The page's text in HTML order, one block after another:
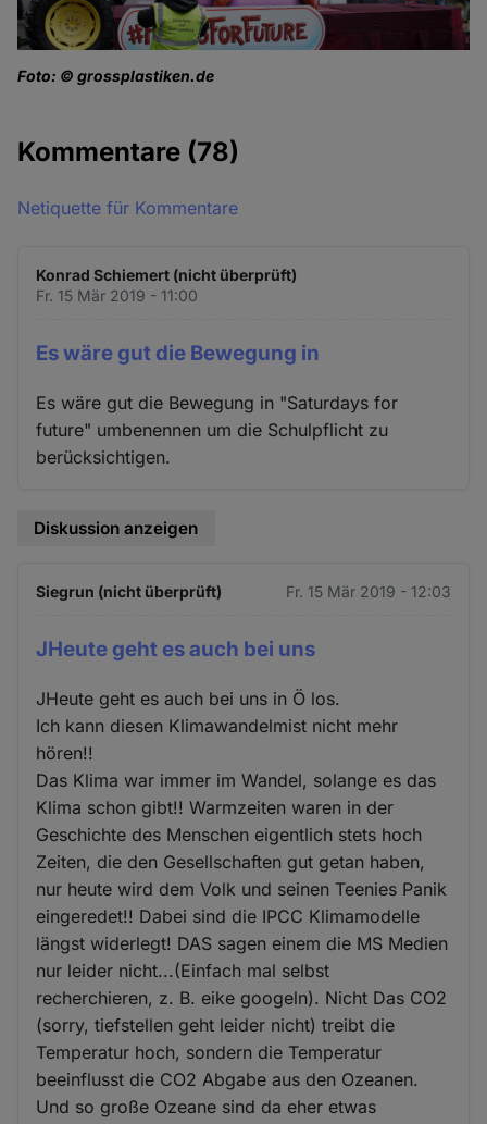
Foto: © grossplastiken.de
Kommentare (78)
Netiquette für Kommentare
Konrad Schiemert (nicht überprüft)
Fr. 15 Mär 2019 - 11:00
Es wäre gut die Bewegung in
Es wäre gut die Bewegung in "Saturdays for
future" umbenennen um die Schulpflicht zu
berücksichtigen.
Diskussion anzeigen
Siegrun (nicht überprüft) Fr. 15 Mär 2019 - 12:03
JHeute geht es auch bei uns
JHeute geht es auch bei uns in Ö los.
Ich kann diesen Klimawandelmist nicht mehr
hören!!
Das Klima war immer im Wandel, solange es das
Klima schon gibt!! Warmzeiten waren in der
Geschichte des Menschen eigentlich stets hoch
Zeiten, die den Gesellschaften gut getan haben,
nur heute wird dem Volk und seinen Teenies Panik
eingeredet!! Dabei sind die IPCC Klimamodelle
längst widerlegt! DAS sagen einem die MS Medien
nur leider nicht...(Einfach mal selbst
recherchieren, z. B. eike googeln). Nicht Das CO2
(sorry, tiefstellen geht leider nicht) treibt die
Temperatur hoch, sondern die Temperatur
beeinflusst die CO2 Abgabe aus den Ozeanen.
Und so große Ozeane sind da eher etwas